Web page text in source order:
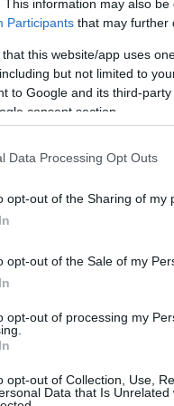
This information may also
Participants that may further
that this website/app uses
but not limited to
to Google and its third-
consent section.
Data Processing Opt Outs
opt-out of the Sharing of my
opt-out of the Sale of my
opt-out of processing my
opt-out of Collection, Use,
Data that Is
is adó
a
állna,
és az
bérekhez segítik